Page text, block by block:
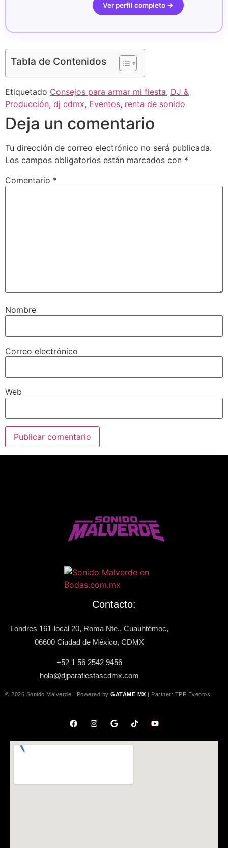
Ver perfil completo →
Tabla de Contenidos
Etiquetado Consejos para armar mi fiesta, DJ &
Producción, dj cdmx, Eventos, renta de sonido
Deja un comentario
Tu dirección de correo electrónico no será publicada.
Los campos obligatorios están marcados con *
Comentario *
Nombre
Correo electrónico
Web
Contacto:
Londres 161-local 20, Roma Nte., Cuauhtémoc,
06600 Ciudad de México, CDMX
+52 1 56 2542 9456
hola@djparafiestascdmx.com
© 2026 Sonido Malverde | Powered by GATAME MX | Partner: TPF Eventos